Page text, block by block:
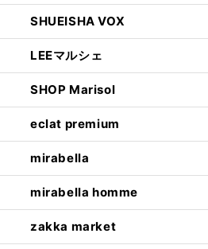
SHUEISHA VOX
LEEマルシェ
SHOP Marisol
eclat premium
mirabella
mirabella homme
zakka market